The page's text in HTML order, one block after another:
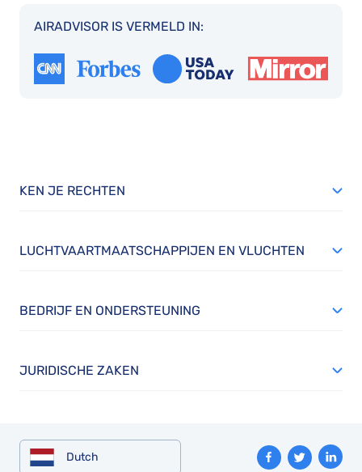
AIRADVISOR IS VERMELD IN:
KEN JE RECHTEN
LUCHTVAARTMAATSCHAPPIJEN EN VLUCHTEN
BEDRIJF EN ONDERSTEUNING
JURIDISCHE ZAKEN
Dutch